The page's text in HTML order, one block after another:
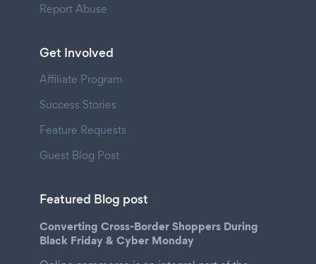
Report Abuse
Get Involved
Affiliate Program
Success Stories
Feature Requests
Guest Blog Post
Featured Blog post
Converting Cross-Border Shoppers During
Black Friday & Cyber Monday